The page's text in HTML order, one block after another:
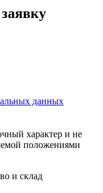
данных
характер и не
положениями
и склад